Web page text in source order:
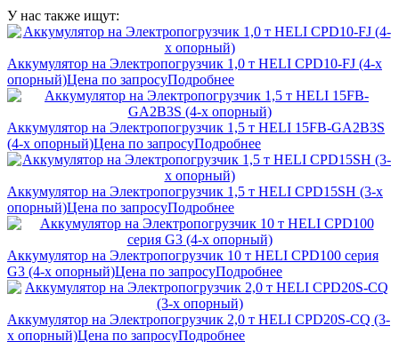
У нас также ищут:
Аккумулятор на Электропогрузчик 1,0 т HELI CPD10-FJ (4-х
опорный)Цена по запросуПодробнее
Аккумулятор на Электропогрузчик 1,5 т HELI 15FB-GA2B3S
(4-х опорный)Цена по запросуПодробнее
Аккумулятор на Электропогрузчик 1,5 т HELI CPD15SH (3-х
опорный)Цена по запросуПодробнее
Аккумулятор на Электропогрузчик 10 т HELI CPD100 серия
G3 (4-х опорный)Цена по запросуПодробнее
Аккумулятор на Электропогрузчик 2,0 т HELI CPD20S-CQ (3-
х опорный)Цена по запросуПодробнее